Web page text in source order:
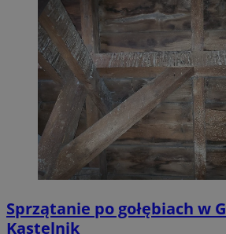
Sprzątanie po gołębiach w
Kastelnik